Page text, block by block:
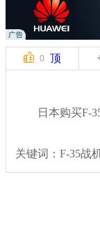
0 顶
日本购买F-35
关键词：F-35战